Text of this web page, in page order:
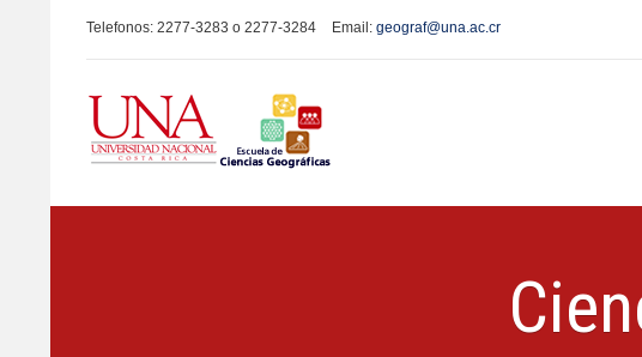
Telefonos: 2277-3283 o 2277-3284 Email: geograf@una.ac.cr